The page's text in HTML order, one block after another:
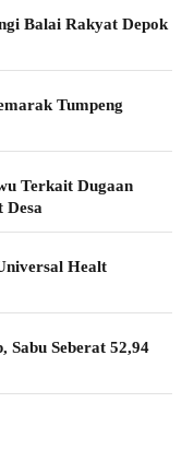
Balai Rakyat Depok
Tumpeng
Terkait Dugaan
Desa
Healt
Sabu Seberat 52,94